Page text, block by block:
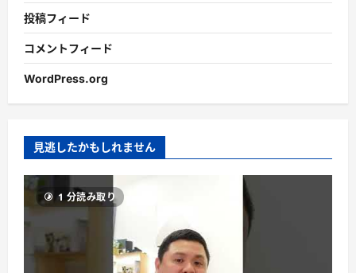
投稿フィード
コメントフィード
WordPress.org
見逃したかもしれません
1 分読み取り